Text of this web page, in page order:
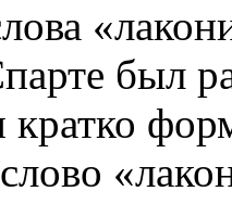
был
кратко